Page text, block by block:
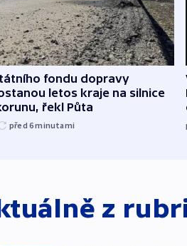
fondu dopravy
letos kraje na silnice
řekl Půta
před 6minutami
z